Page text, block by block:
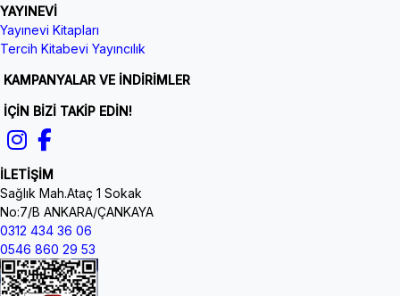
YAYINEVİ
Yayınevi Kitapları
Tercih Kitabevi Yayıncılık
KAMPANYALAR VE İNDİRİMLER
İÇİN BİZİ TAKİP EDİN!
İLETİŞİM
Sağlık Mah.Ataç 1 Sokak
No:7/B ANKARA/ÇANKAYA
0312 434 36 06
0546 860 29 53